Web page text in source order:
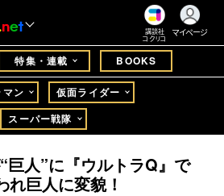
講談社
コクリコ
マイページ
特集・連載 BOOKS
マン
仮面ライダー
スーパー戦隊
巨人”に『ウルトラQ』で
れ巨人に変貌！